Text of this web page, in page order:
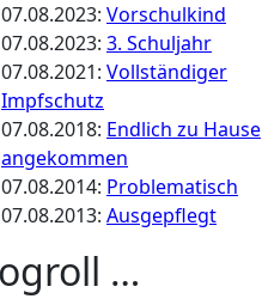
07.08.2023: Vorschulkind
07.08.2023: 3. Schuljahr
07.08.2021: Vollständiger
Impfschutz
07.08.2018: Endlich zu Hause
angekommen
07.08.2014: Problematisch
07.08.2013: Ausgepflegt
…